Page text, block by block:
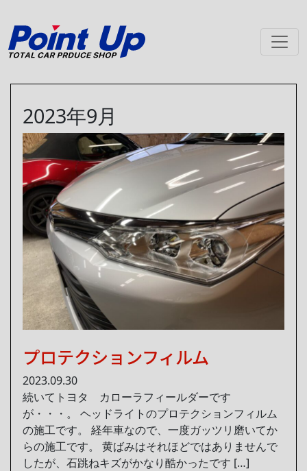
メインナビゲーション
2023年9月
プロテクションフィルム
2023.09.30
続いてトヨタ カローラフィールダーです
が・・・。 ヘッドライトのプロテクションフィルム
の施工です。 経年車なので、一度ガッツリ磨いてか
らの施工です。 黄ばみはそれほどではありませんで
したが、石跳ねキズがかなり酷かったです […]